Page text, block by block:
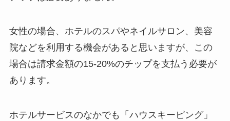
女性の場合、ホテルのスパやネイルサロン、美容
院などを利用する機会があると思いますが、この
場合は請求金額の15-20%のチップを支払う必要が
あります。
ホテルサービスのなかでも「ハウスキーピング」